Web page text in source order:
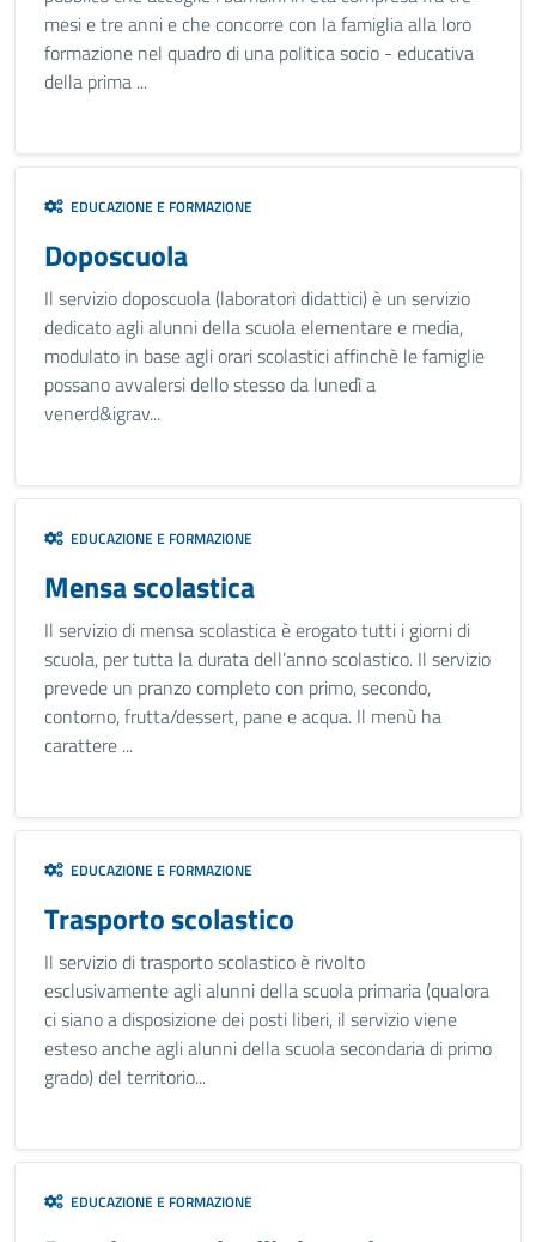
mesi e tre anni e che concorre con la famiglia alla loro
formazione nel quadro di una politica socio - educativa
della prima ...
EDUCAZIONE E FORMAZIONE
Doposcuola
Il servizio doposcuola (laboratori didattici) è un servizio
dedicato agli alunni della scuola elementare e media,
modulato in base agli orari scolastici affinchè le famiglie
possano avvalersi dello stesso da lunedì a
venerd&igrav...
EDUCAZIONE E FORMAZIONE
Mensa scolastica
Il servizio di mensa scolastica è erogato tutti i giorni di
scuola, per tutta la durata dell’anno scolastico. Il servizio
prevede un pranzo completo con primo, secondo,
contorno, frutta/dessert, pane e acqua. Il menù ha
carattere ...
EDUCAZIONE E FORMAZIONE
Trasporto scolastico
Il servizio di trasporto scolastico è rivolto
esclusivamente agli alunni della scuola primaria (qualora
ci siano a disposizione dei posti liberi, il servizio viene
esteso anche agli alunni della scuola secondaria di primo
grado) del territorio...
EDUCAZIONE E FORMAZIONE